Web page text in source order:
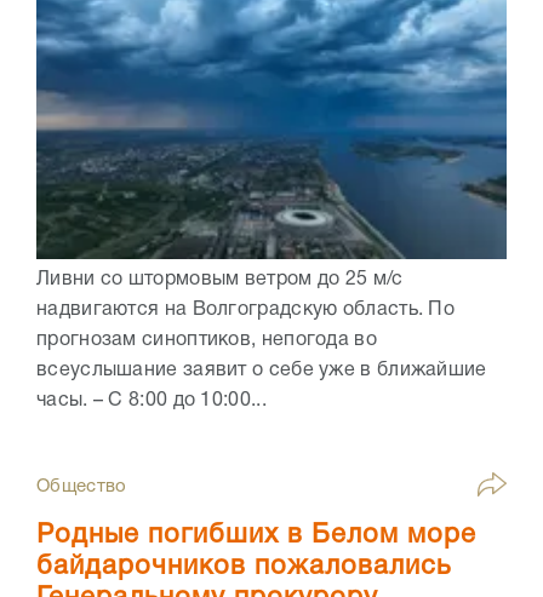
Ливни со штормовым ветром до 25 м/с
надвигаются на Волгоградскую область. По
прогнозам синоптиков, непогода во
всеуслышание заявит о себе уже в ближайшие
часы. – С 8:00 до 10:00...
Общество
Родные погибших в Белом море
байдарочников пожаловались